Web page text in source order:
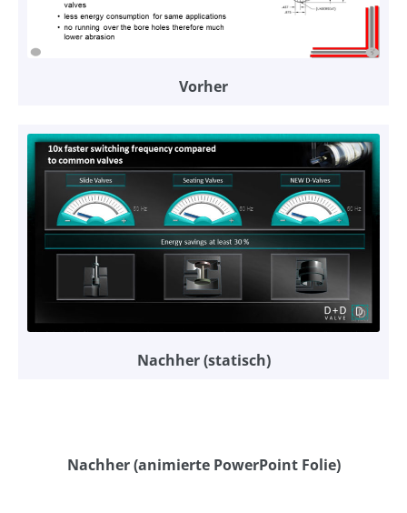
Vorher
Nachher (statisch)
Nachher (animierte PowerPoint Folie)